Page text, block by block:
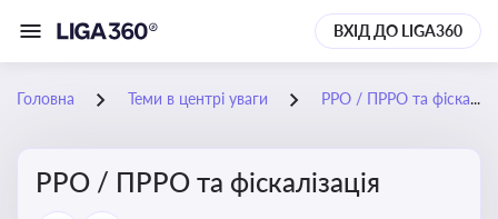
ВХІД ДО LIGA360
Головна Теми в центрі уваги РРО / ПРРО та фіскалізація
РРО / ПРРО та фіскалізація